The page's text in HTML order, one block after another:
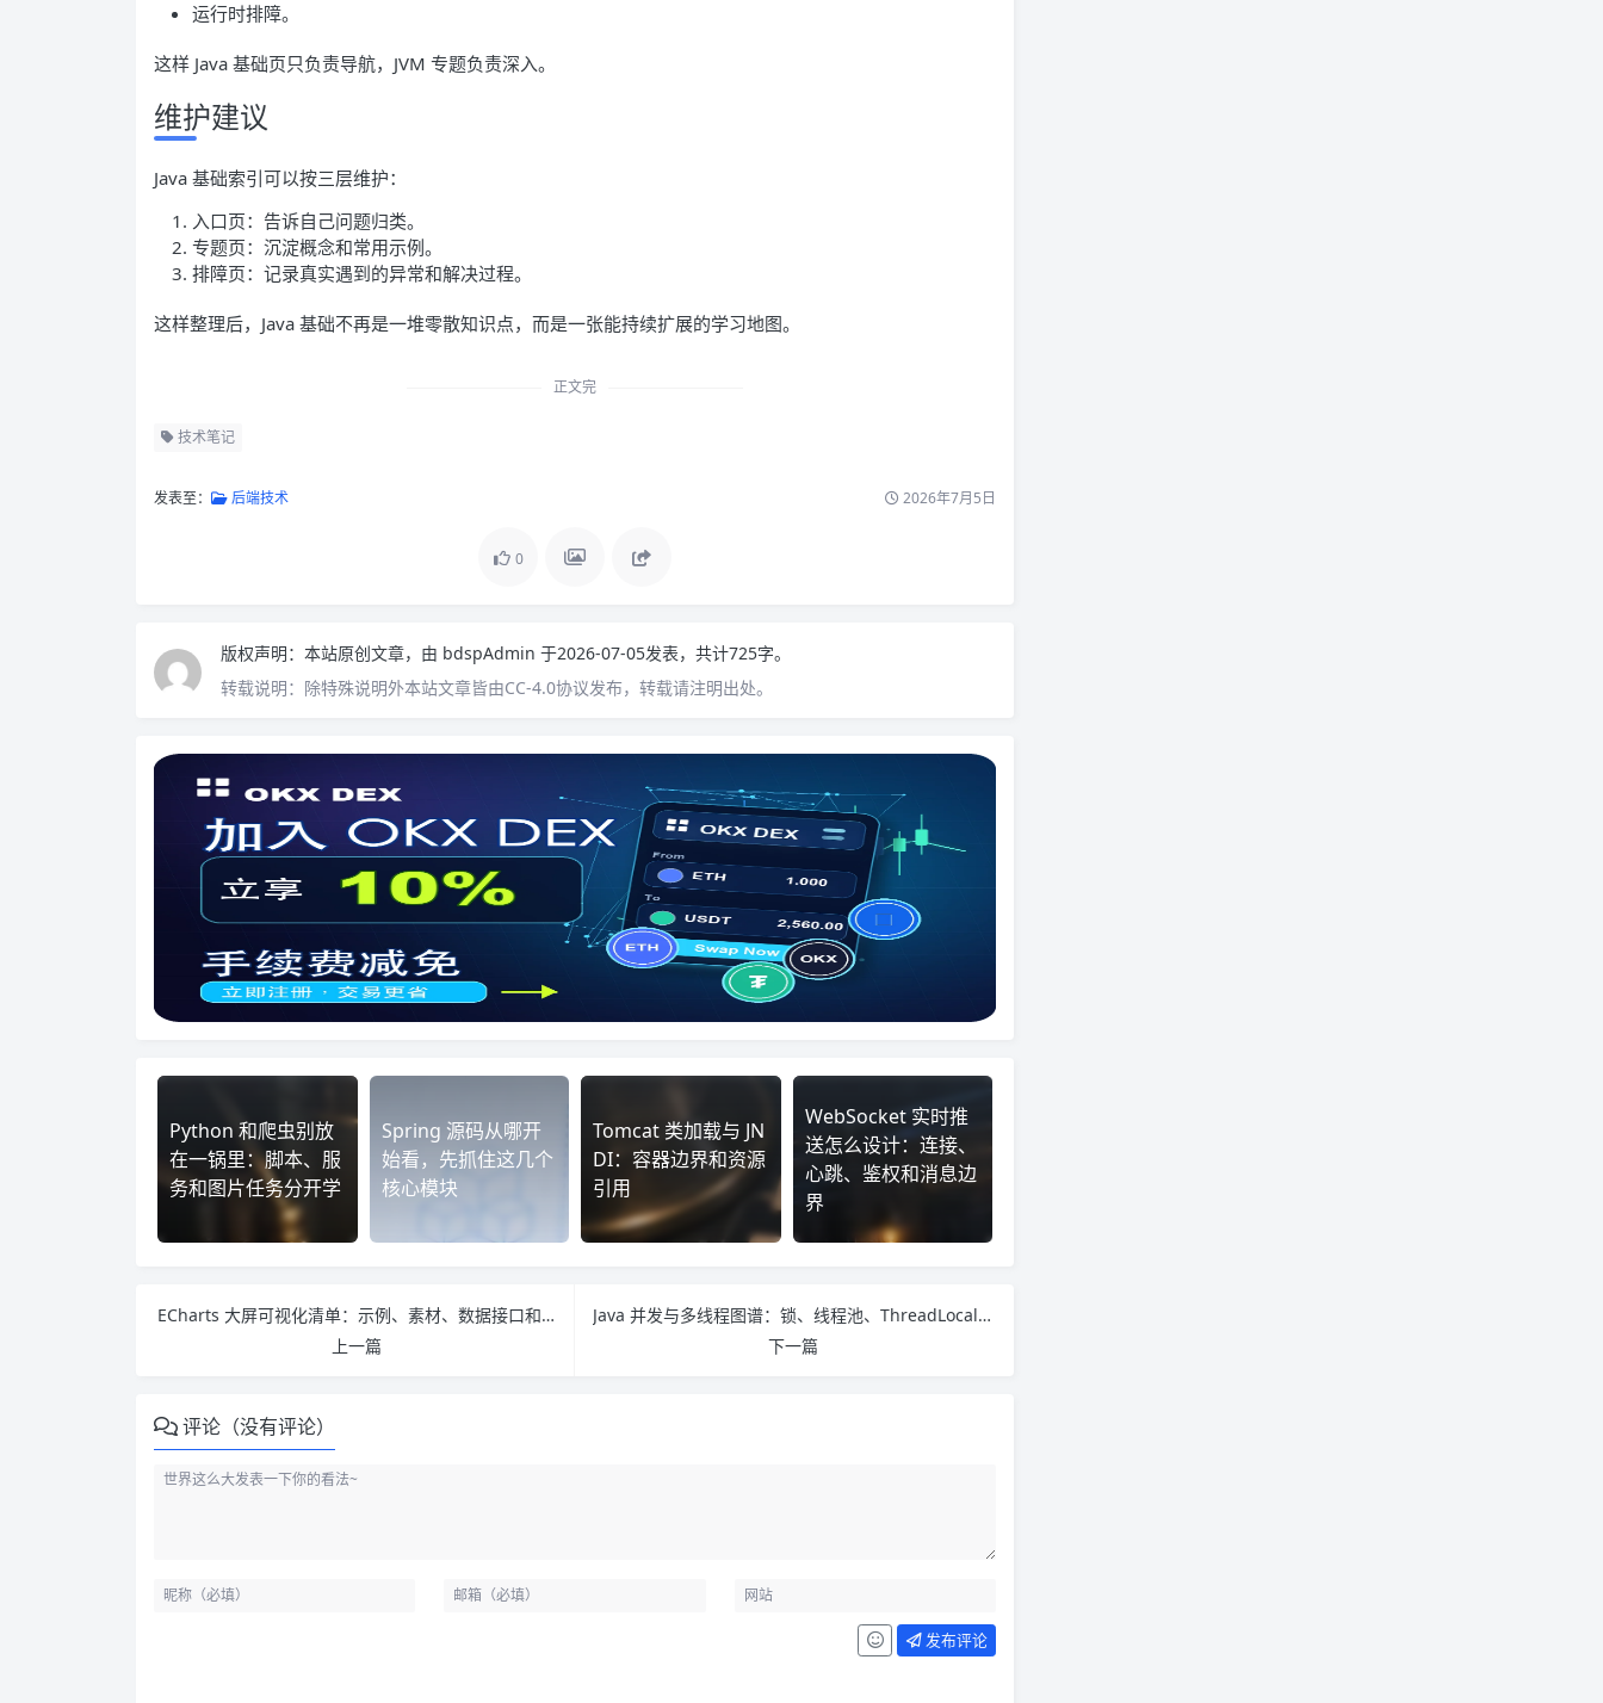
运行时排障。
这样 Java 基础页只负责导航，JVM 专题负责深入。
维护建议
Java 基础索引可以按三层维护：
入口页：告诉自己问题归类。
专题页：沉淀概念和常用示例。
排障页：记录真实遇到的异常和解决过程。
这样整理后，Java 基础不再是一堆零散知识点，而是一张能持续扩展的学习地图。
正文完
技术笔记
发表至： 后端技术 2026年7月5日
0
版权声明： 本站原创文章，由 bdspAdmin 于2026-07-05发表，共计725字。
转载说明： 除特殊说明外本站文章皆由CC-4.0协议发布，转载请注明出处。
Python 和爬虫别放
在一锅里：脚本、服
务和图片任务分开学
Spring 源码从哪开
始看，先抓住这几个
核心模块
Tomcat 类加载与 JN
DI：容器边界和资源
引用
WebSocket 实时推
送怎么设计：连接、
心跳、鉴权和消息边
界
ECharts 大屏可视化清单：示例、素材、数据接口和展示边界
上一篇
Java 并发与多线程图谱：锁、线程池、ThreadLocal 和排障入口
下一篇
评论（没有评论）
发布评论